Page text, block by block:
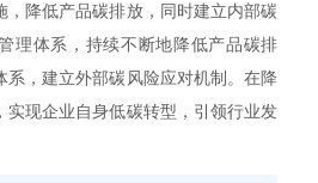
，降低产品碳排放，同时建立内部碳
理体系，持续不断地降低产品碳排
系，建立外部碳风险应对机制。在降
实现企业自身低碳转型，引领行业发